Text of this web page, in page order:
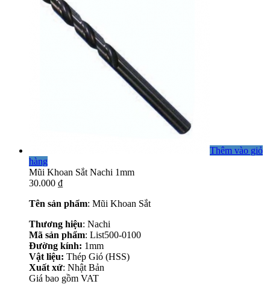
Thêm vào giỏ
hàng
Mũi Khoan Sắt Nachi 1mm
30.000 ₫
Tên sản phẩm: Mũi Khoan Sắt
Thương hiệu: Nachi
Mã sản phẩm: List500-0100
Đường kính: 1mm
Vật liệu: Thép Gió (HSS)
Xuất xứ: Nhật Bản
Giá bao gồm VAT